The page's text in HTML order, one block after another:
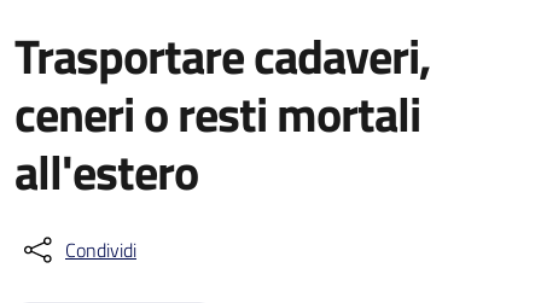
Trasportare cadaveri,
ceneri o resti mortali
all'estero
Condividi